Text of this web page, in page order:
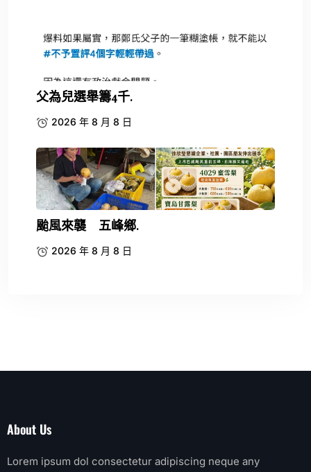
父為兒選舉籌4千.
2026 年 8 月 8 日
颱風來襲 五峰鄉.
2026 年 8 月 8 日
About Us
Lorem ipsum dol consectetur adipiscing neque any